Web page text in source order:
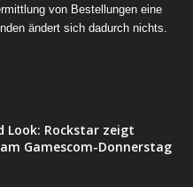
von Bestellungen eine
ändert sich dadurch nichts.
Look: Rockstar zeigt
Gamescom-Donnerstag